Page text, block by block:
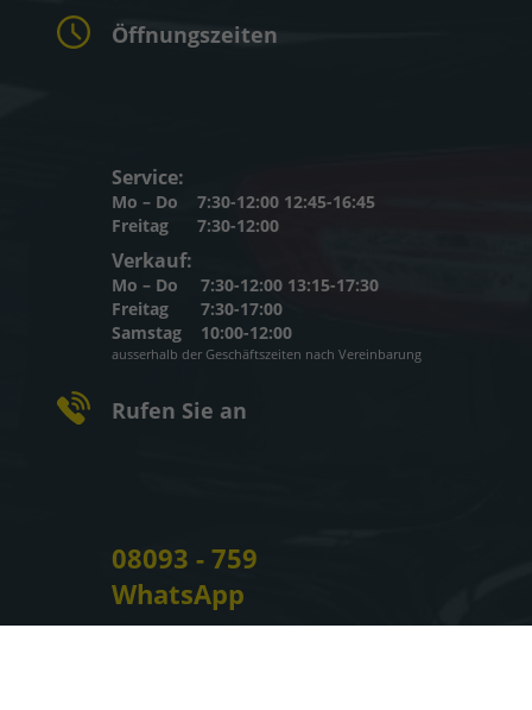
Öffnungszeiten
Service:
Mo – Do
7:30-12:00 12:45-16:45
Freitag
7:30-12:00
Verkauf:
Mo – Do
7:30-12:00 13:15-17:30
Freitag
7:30-17:00
Samstag
10:00-12:00
ausserhalb der Geschäftszeiten nach Vereinbarung
Rufen Sie an
08093 - 759
WhatsApp
Wie können wir Ihnen helfen?